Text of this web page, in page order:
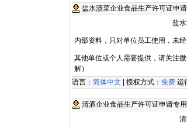
盐水渍菜企业食品生产许可证申
盐
内部资料，只对单位员工使用，未
其他单位或个人需要提供，请关注
解）
语言： 简体中文 | 授权方式： 免费 运
清酒企业食品生产许可证申请专